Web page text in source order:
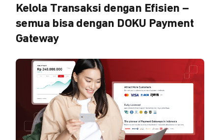
Kelola Transaksi dengan Efisien –
semua bisa dengan DOKU Payment
Gateway